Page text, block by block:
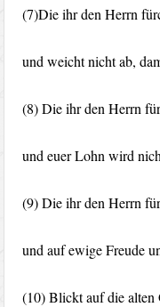
(7)Die ihr den Herrn
und weicht nicht ab,
(8) Die ihr den Herrn
und euer Lohn wird
(9) Die ihr den Herrn
und auf ewige Freude
(10) Blickt auf die alten